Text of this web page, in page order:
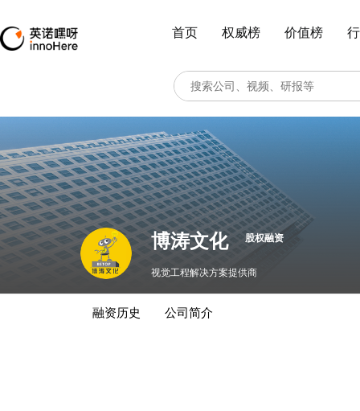
首页 权威榜 价值榜
博涛文化 股权融资
视觉工程解决方案提供商
融资历史 公司简介